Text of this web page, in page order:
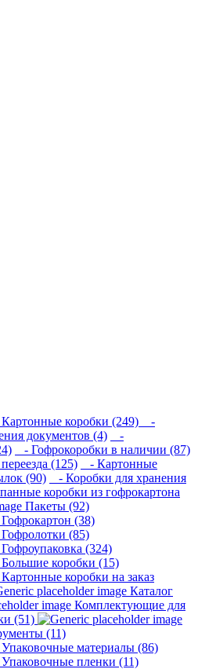
Картонные коробки (249)
-
документов (4)
-
- Гофрокоробки в наличии (87)
(125)
- Картонные
(90)
- Коробки для хранения
коробки из гофрокартона
Пакеты (92)
Гофрокартон (38)
Гофролотки (85)
Гофроупаковка (324)
Большие коробки (15)
Картонные коробки на заказ
Каталог
Комплектующие для
(51)
(11)
Упаковочные материалы (86)
Упаковочные пленки (11)